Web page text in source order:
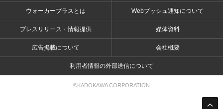
ウォーカープラスとは Webプッシュ通知について
プレスリリース・情報提供 媒体資料
広告掲載について 会社概要
利用者情報の外部送信について
©KADOKAWA CORPORATION